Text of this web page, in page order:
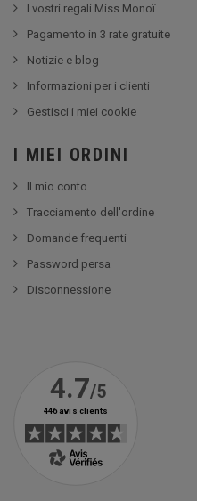
I vostri regali Miss Monoï
Pagamento in 3 rate gratuite
Notizie e blog
Informazioni per i clienti
Gestisci i miei cookie
I MIEI ORDINI
Il mio conto
Tracciamento dell'ordine
Domande frequenti
Password persa
Disconnessione